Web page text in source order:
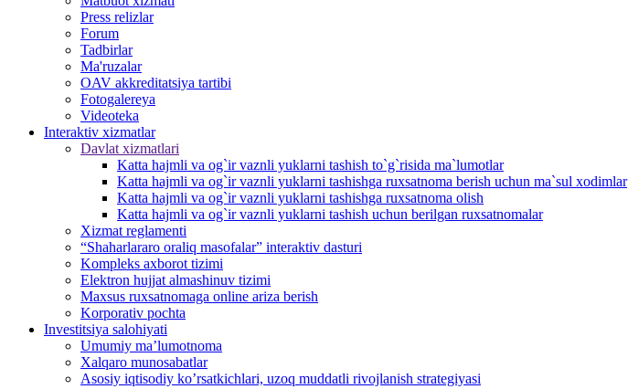
Press relizlar
Forum
Tadbirlar
Ma'ruzalar
OAV akkreditatsiya tartibi
Fotogalereya
Videoteka
Interaktiv xizmatlar
Davlat xizmatlari
Katta hajmli va og`ir vaznli yuklarni tashish to`g`risida ma`lumotlar
Katta hajmli va og`ir vaznli yuklarni tashishga ruxsatnoma berish uchun ma`sul xodimlar
Katta hajmli va og`ir vaznli yuklarni tashishga ruxsatnoma olish
Katta hajmli va og`ir vaznli yuklarni tashish uchun berilgan ruxsatnomalar
Xizmat reglamenti
“Shaharlararo oraliq masofalar” interaktiv dasturi
Kompleks axborot tizimi
Elektron hujjat almashinuv tizimi
Maxsus ruxsatnomaga online ariza berish
Korporativ pochta
Investitsiya salohiyati
Umumiy maʼlumotnoma
Xalqaro munosabatlar
Аsosiy iqtisodiy koʼrsatkichlari, uzoq muddatli rivojlanish strategiyasi